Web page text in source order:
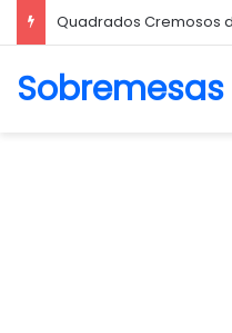
Biscoito Amanteigado